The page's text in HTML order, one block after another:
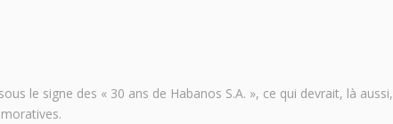
le signe des « 30 ans de Habanos S.A. », ce qui devrait, là aussi,